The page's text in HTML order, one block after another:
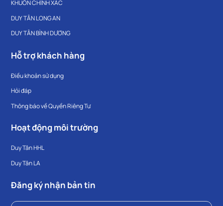
KHUÔN CHÍNH XÁC
DUY TÂN LONG AN
DUY TÂN BÌNH DƯƠNG
Hỗ trợ khách hàng
Điều khoản sử dụng
Hỏi đáp
Thông báo về Quyền Riêng Tư
Hoạt động môi trường
Duy Tân HHL
Duy Tân LA
Đăng ký nhận bản tin